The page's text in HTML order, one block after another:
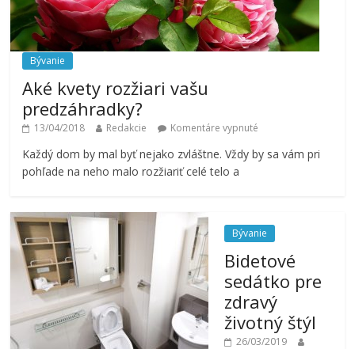
Bývanie
Aké kvety rozžiari vašu
predzáhradky?
13/04/2018 Redakcie Komentáre vypnuté
Každý dom by mal byť nejako zvláštne. Vždy by sa vám pri
pohľade na neho malo rozžiariť celé telo a
Bývanie
Bidetové
sedátko pre
zdravý
životný štýl
26/03/2019